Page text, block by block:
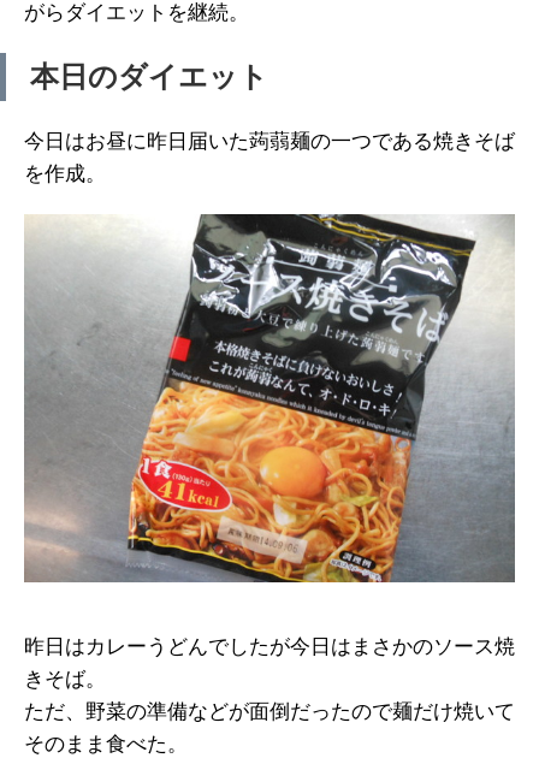
がらダイエットを継続。
本日のダイエット
今日はお昼に昨日届いた蒟蒻麺の一つである焼きそば
を作成。
昨日はカレーうどんでしたが今日はまさかのソース焼
きそば。
ただ、野菜の準備などが面倒だったので麺だけ焼いて
そのまま食べた。